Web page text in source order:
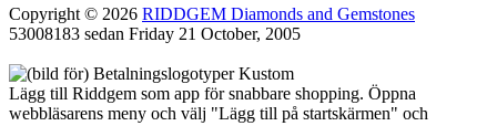
Copyright © 2026 RIDDGEM Diamonds and Gemstones
53008183 sedan Friday 21 October, 2005
Lägg till Riddgem som app för snabbare shopping. Öppna
webbläsarens meny och välj "Lägg till på startskärmen" och